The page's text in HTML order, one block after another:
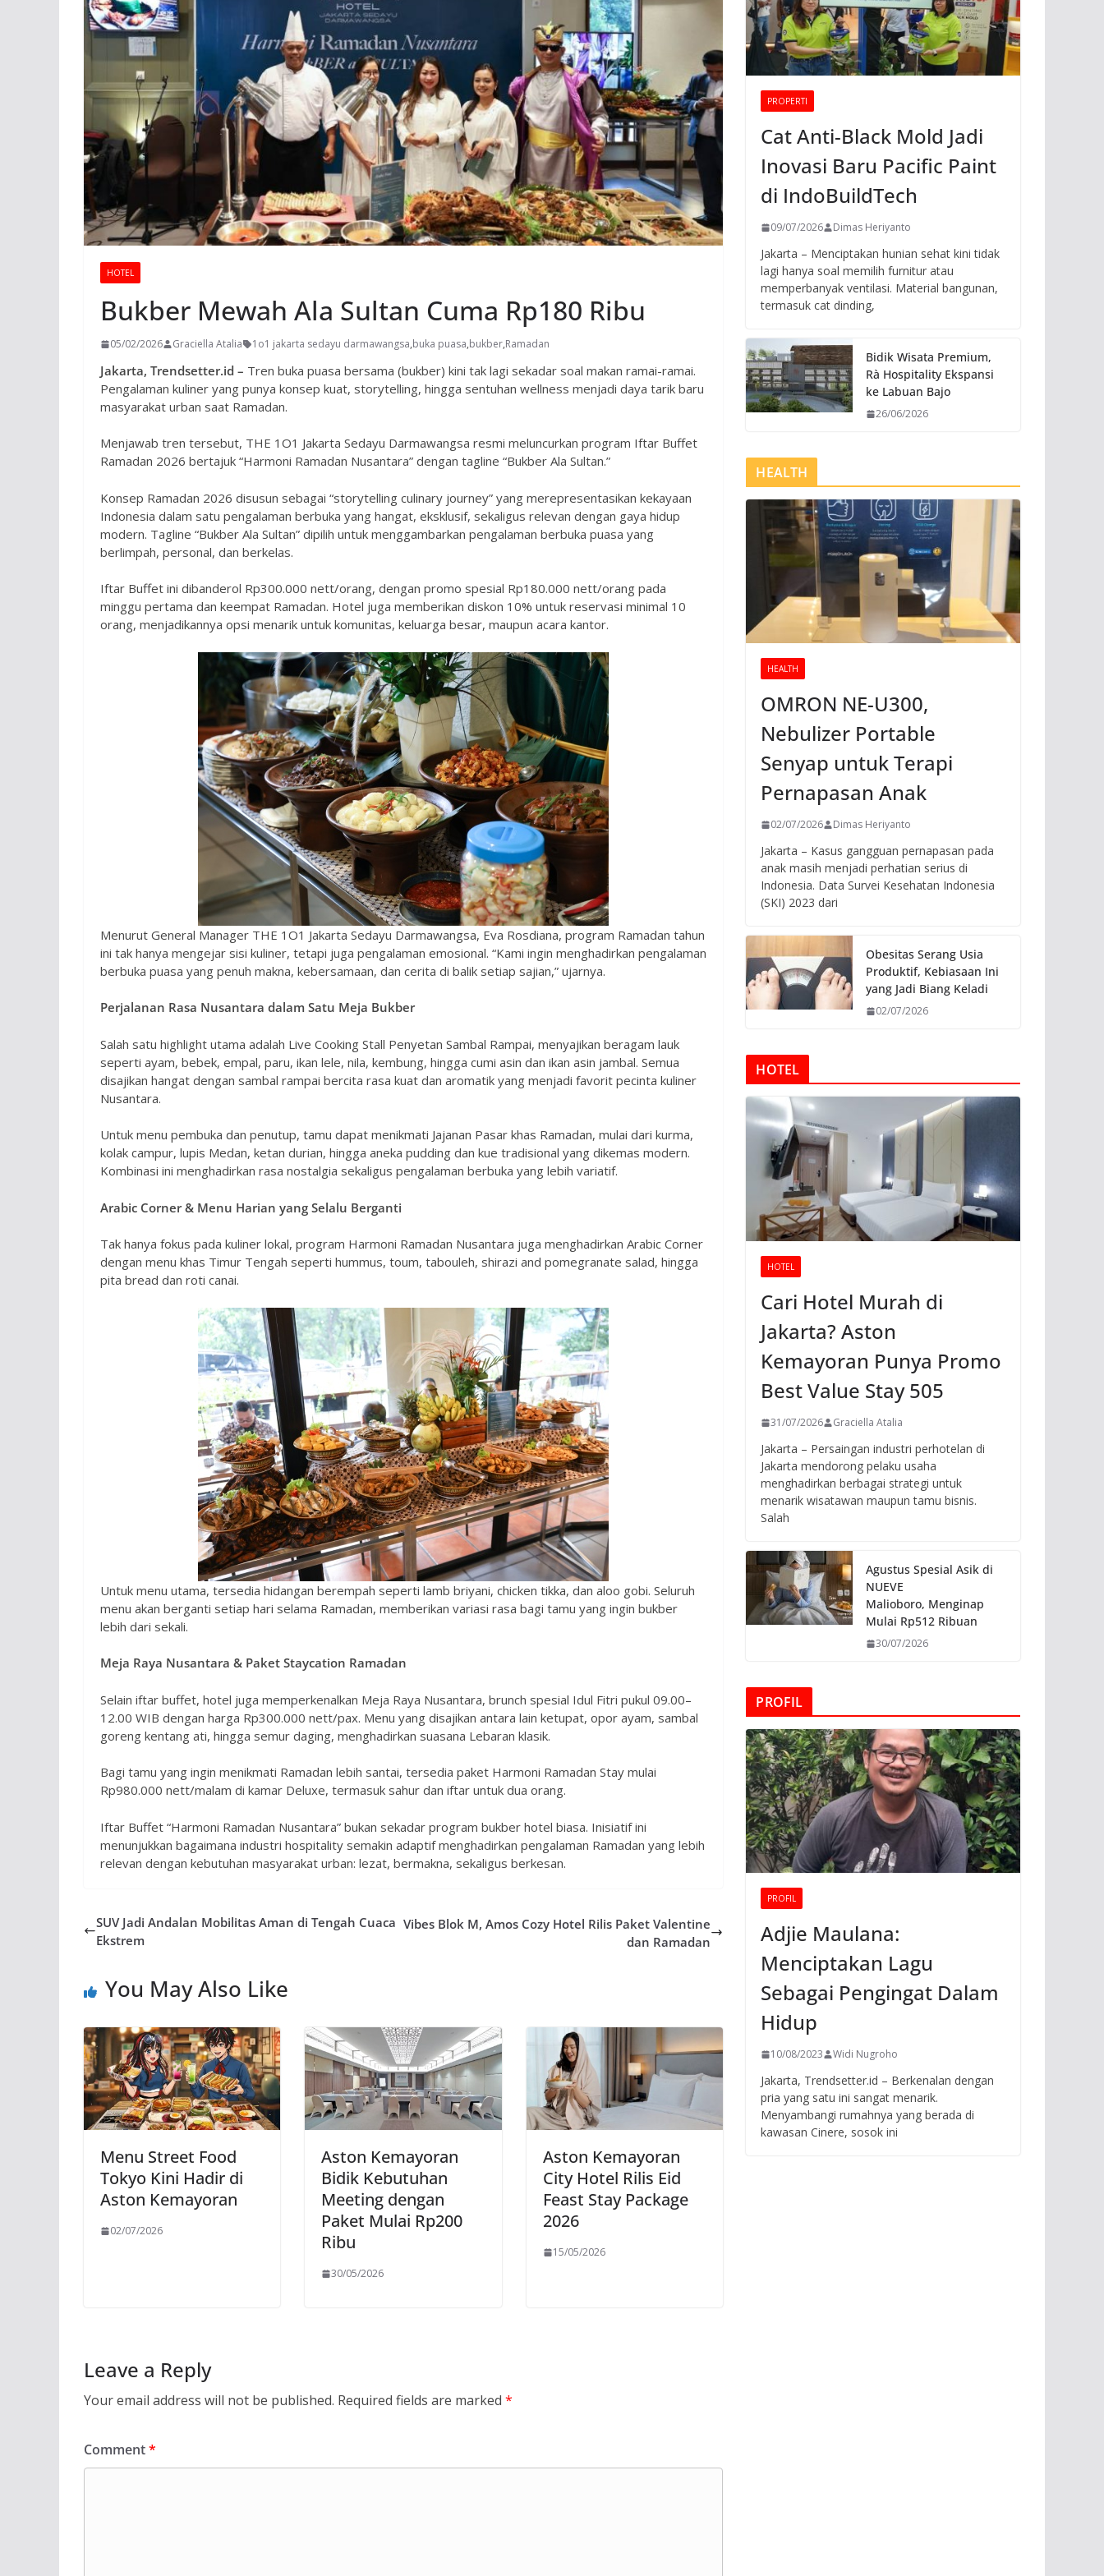
HOTEL
Bukber Mewah Ala Sultan Cuma Rp180 Ribu
05/02/2026 Graciella Atalia 1o1 jakarta sedayu darmawangsa,buka puasa,bukber,Ramadan
Jakarta, Trendsetter.id – Tren buka puasa bersama (bukber) kini tak lagi sekadar soal makan ramai-ramai.
Pengalaman kuliner yang punya konsep kuat, storytelling, hingga sentuhan wellness menjadi daya tarik baru
masyarakat urban saat Ramadan.
Menjawab tren tersebut, THE 1O1 Jakarta Sedayu Darmawangsa resmi meluncurkan program Iftar Buffet
Ramadan 2026 bertajuk “Harmoni Ramadan Nusantara” dengan tagline “Bukber Ala Sultan.”
Konsep Ramadan 2026 disusun sebagai “storytelling culinary journey” yang merepresentasikan kekayaan
Indonesia dalam satu pengalaman berbuka yang hangat, eksklusif, sekaligus relevan dengan gaya hidup
modern. Tagline “Bukber Ala Sultan” dipilih untuk menggambarkan pengalaman berbuka puasa yang
berlimpah, personal, dan berkelas.
Iftar Buffet ini dibanderol Rp300.000 nett/orang, dengan promo spesial Rp180.000 nett/orang pada
minggu pertama dan keempat Ramadan. Hotel juga memberikan diskon 10% untuk reservasi minimal 10
orang, menjadikannya opsi menarik untuk komunitas, keluarga besar, maupun acara kantor.
Menurut General Manager THE 1O1 Jakarta Sedayu Darmawangsa, Eva Rosdiana, program Ramadan tahun
ini tak hanya mengejar sisi kuliner, tetapi juga pengalaman emosional. “Kami ingin menghadirkan pengalaman
berbuka puasa yang penuh makna, kebersamaan, dan cerita di balik setiap sajian,” ujarnya.
Perjalanan Rasa Nusantara dalam Satu Meja Bukber
Salah satu highlight utama adalah Live Cooking Stall Penyetan Sambal Rampai, menyajikan beragam lauk
seperti ayam, bebek, empal, paru, ikan lele, nila, kembung, hingga cumi asin dan ikan asin jambal. Semua
disajikan hangat dengan sambal rampai bercita rasa kuat dan aromatik yang menjadi favorit pecinta kuliner
Nusantara.
Untuk menu pembuka dan penutup, tamu dapat menikmati Jajanan Pasar khas Ramadan, mulai dari kurma,
kolak campur, lupis Medan, ketan durian, hingga aneka pudding dan kue tradisional yang dikemas modern.
Kombinasi ini menghadirkan rasa nostalgia sekaligus pengalaman berbuka yang lebih variatif.
Arabic Corner & Menu Harian yang Selalu Berganti
Tak hanya fokus pada kuliner lokal, program Harmoni Ramadan Nusantara juga menghadirkan Arabic Corner
dengan menu khas Timur Tengah seperti hummus, toum, tabouleh, shirazi and pomegranate salad, hingga
pita bread dan roti canai.
Untuk menu utama, tersedia hidangan berempah seperti lamb briyani, chicken tikka, dan aloo gobi. Seluruh
menu akan berganti setiap hari selama Ramadan, memberikan variasi rasa bagi tamu yang ingin bukber
lebih dari sekali.
Meja Raya Nusantara & Paket Staycation Ramadan
Selain iftar buffet, hotel juga memperkenalkan Meja Raya Nusantara, brunch spesial Idul Fitri pukul 09.00–
12.00 WIB dengan harga Rp300.000 nett/pax. Menu yang disajikan antara lain ketupat, opor ayam, sambal
goreng kentang ati, hingga semur daging, menghadirkan suasana Lebaran klasik.
Bagi tamu yang ingin menikmati Ramadan lebih santai, tersedia paket Harmoni Ramadan Stay mulai
Rp980.000 nett/malam di kamar Deluxe, termasuk sahur dan iftar untuk dua orang.
Iftar Buffet “Harmoni Ramadan Nusantara” bukan sekadar program bukber hotel biasa. Inisiatif ini
menunjukkan bagaimana industri hospitality semakin adaptif menghadirkan pengalaman Ramadan yang lebih
relevan dengan kebutuhan masyarakat urban: lezat, bermakna, sekaligus berkesan.
SUV Jadi Andalan Mobilitas Aman di Tengah Cuaca
Ekstrem
Vibes Blok M, Amos Cozy Hotel Rilis Paket Valentine
dan Ramadan
You May Also Like
Menu Street Food
Tokyo Kini Hadir di
Aston Kemayoran
02/07/2026
Aston Kemayoran
Bidik Kebutuhan
Meeting dengan
Paket Mulai Rp200
Ribu
30/05/2026
Aston Kemayoran
City Hotel Rilis Eid
Feast Stay Package
2026
15/05/2026
Leave a Reply
Your email address will not be published. Required fields are marked *
Comment*
PROPERTI
Cat Anti-Black Mold Jadi
Inovasi Baru Pacific Paint
di IndoBuildTech
09/07/2026 Dimas Heriyanto
Jakarta – Menciptakan hunian sehat kini tidak
lagi hanya soal memilih furnitur atau
memperbanyak ventilasi. Material bangunan,
termasuk cat dinding,
Bidik Wisata Premium,
Rà Hospitality Ekspansi
ke Labuan Bajo
26/06/2026
HEALTH
HEALTH
OMRON NE-U300,
Nebulizer Portable
Senyap untuk Terapi
Pernapasan Anak
02/07/2026 Dimas Heriyanto
Jakarta – Kasus gangguan pernapasan pada
anak masih menjadi perhatian serius di
Indonesia. Data Survei Kesehatan Indonesia
(SKI) 2023 dari
Obesitas Serang Usia
Produktif, Kebiasaan Ini
yang Jadi Biang Keladi
02/07/2026
HOTEL
HOTEL
Cari Hotel Murah di
Jakarta? Aston
Kemayoran Punya Promo
Best Value Stay 505
31/07/2026 Graciella Atalia
Jakarta – Persaingan industri perhotelan di
Jakarta mendorong pelaku usaha
menghadirkan berbagai strategi untuk
menarik wisatawan maupun tamu bisnis.
Salah
Agustus Spesial Asik di
NUEVE
Malioboro, Menginap
Mulai Rp512 Ribuan
30/07/2026
PROFIL
PROFIL
Adjie Maulana:
Menciptakan Lagu
Sebagai Pengingat Dalam
Hidup
10/08/2023 Widi Nugroho
Jakarta, Trendsetter.id – Berkenalan dengan
pria yang satu ini sangat menarik.
Menyambangi rumahnya yang berada di
kawasan Cinere, sosok ini